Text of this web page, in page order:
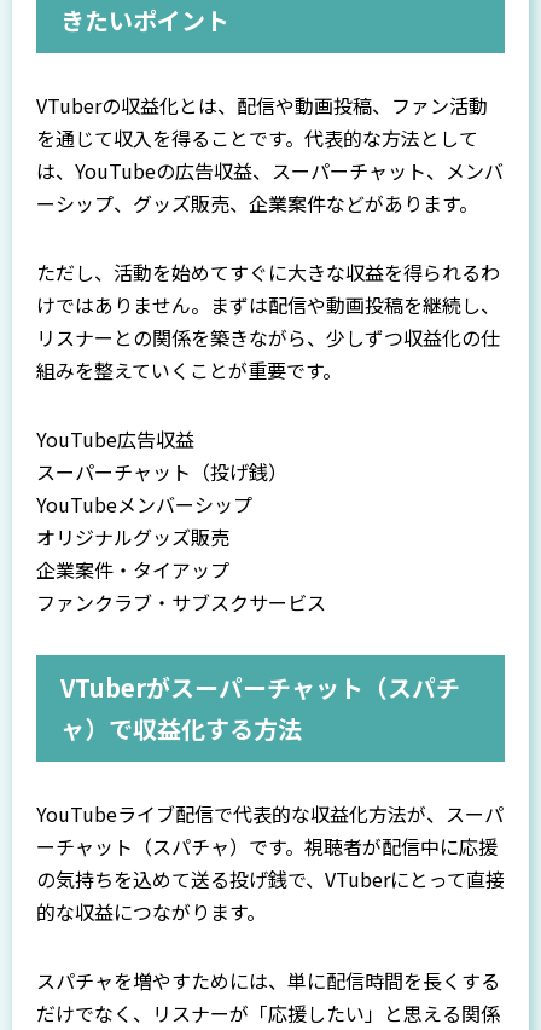
きたいポイント
VTuberの収益化とは、配信や動画投稿、ファン活動
を通じて収入を得ることです。代表的な方法として
は、YouTubeの広告収益、スーパーチャット、メンバ
ーシップ、グッズ販売、企業案件などがあります。
ただし、活動を始めてすぐに大きな収益を得られるわ
けではありません。まずは配信や動画投稿を継続し、
リスナーとの関係を築きながら、少しずつ収益化の仕
組みを整えていくことが重要です。
YouTube広告収益
スーパーチャット（投げ銭）
YouTubeメンバーシップ
オリジナルグッズ販売
企業案件・タイアップ
ファンクラブ・サブスクサービス
VTuberがスーパーチャット（スパチ
ャ）で収益化する方法
YouTubeライブ配信で代表的な収益化方法が、スーパ
ーチャット（スパチャ）です。視聴者が配信中に応援
の気持ちを込めて送る投げ銭で、VTuberにとって直接
的な収益につながります。
スパチャを増やすためには、単に配信時間を長くする
だけでなく、リスナーが「応援したい」と思える関係